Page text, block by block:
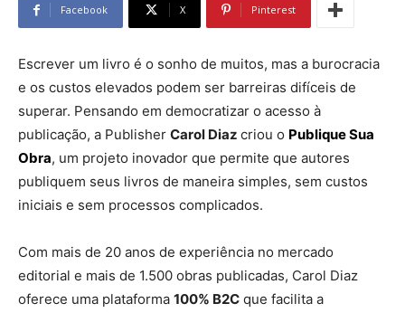
Facebook X Pinterest
Escrever um livro é o sonho de muitos, mas a burocracia
e os custos elevados podem ser barreiras difíceis de
superar. Pensando em democratizar o acesso à
publicação, a Publisher Carol Diaz criou o Publique Sua
Obra, um projeto inovador que permite que autores
publiquem seus livros de maneira simples, sem custos
iniciais e sem processos complicados.
Com mais de 20 anos de experiência no mercado
editorial e mais de 1.500 obras publicadas, Carol Diaz
oferece uma plataforma 100% B2C que facilita a